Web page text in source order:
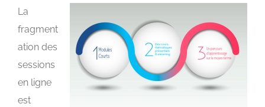
La
fragment
ation des
sessions
en ligne
est